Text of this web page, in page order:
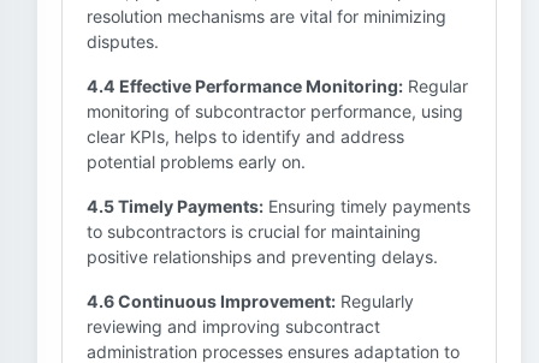
resolution mechanisms are vital for minimizing
disputes.
4.4 Effective Performance Monitoring: Regular
monitoring of subcontractor performance, using
clear KPIs, helps to identify and address
potential problems early on.
4.5 Timely Payments: Ensuring timely payments
to subcontractors is crucial for maintaining
positive relationships and preventing delays.
4.6 Continuous Improvement: Regularly
reviewing and improving subcontract
administration processes ensures adaptation to